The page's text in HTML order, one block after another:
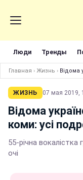
Люди Тренды
Главная › Жизнь › Відома
ЖИЗНЬ 07 мая 2019,
Відома
коми: усі
55-річна вокалістка
очі